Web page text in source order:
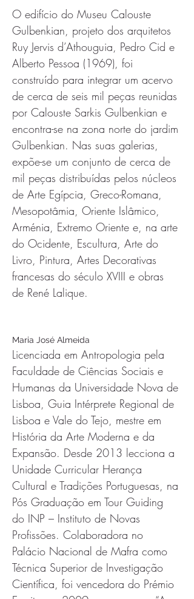
O edifício do Museu Calouste
Gulbenkian, projeto dos arquitetos
Ruy Jervis d’Athouguia, Pedro Cid e
Alberto Pessoa (1969), foi
construído para integrar um acervo
de cerca de seis mil peças reunidas
por Calouste Sarkis Gulbenkian e
encontra-se na zona norte do jardim
Gulbenkian. Nas suas galerias,
expõe-se um conjunto de cerca de
mil peças distribuídas pelos núcleos
de Arte Egípcia, Greco-Romana,
Mesopotâmia, Oriente Islâmico,
Arménia, Extremo Oriente e, na arte
do Ocidente, Escultura, Arte do
Livro, Pintura, Artes Decorativas
francesas do século XVIII e obras
de René Lalique.
Maria José Almeida
Licenciada em Antropologia pela
Faculdade de Ciências Sociais e
Humanas da Universidade Nova de
Lisboa, Guia Intérprete Regional de
Lisboa e Vale do Tejo, mestre em
História da Arte Moderna e da
Expansão. Desde 2013 lecciona a
Unidade Curricular Herança
Cultural e Tradições Portuguesas, na
Pós Graduação em Tour Guiding
do INP – Instituto de Novas
Profissões. Colaboradora no
Palácio Nacional de Mafra como
Técnica Superior de Investigação
Científica, foi vencedora do Prémio